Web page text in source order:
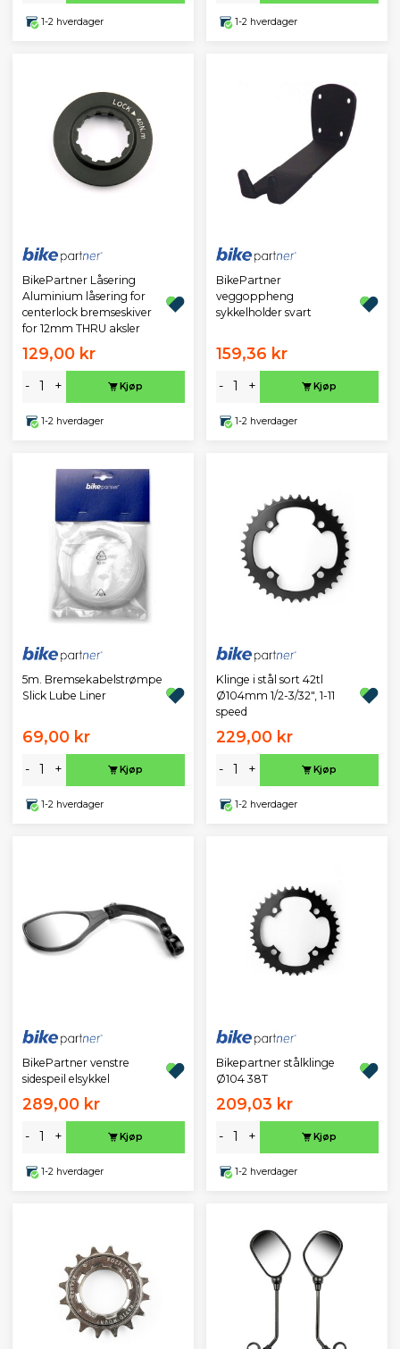
1-2 hverdager 1-2 hverdager
BikePartner Låsering
Aluminium låsering for
centerlock bremseskiver
for 12mm THRU aksler
129,00 kr
- + Kjøp
1-2 hverdager
BikePartner
veggoppheng
sykkelholder svart
159,36 kr
- + Kjøp
1-2 hverdager
5m. Bremsekabelstrømpe
Slick Lube Liner
69,00 kr
- + Kjøp
1-2 hverdager
Klinge i stål sort 42tl
Ø104mm 1/2-3/32", 1-11
speed
229,00 kr
- + Kjøp
1-2 hverdager
BikePartner venstre
sidespeil elsykkel
289,00 kr
- + Kjøp
1-2 hverdager
Bikepartner stålklinge
Ø104 38T
209,03 kr
- + Kjøp
1-2 hverdager